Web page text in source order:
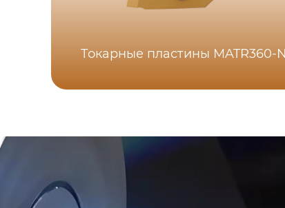
Токарные пластины MATR360-N